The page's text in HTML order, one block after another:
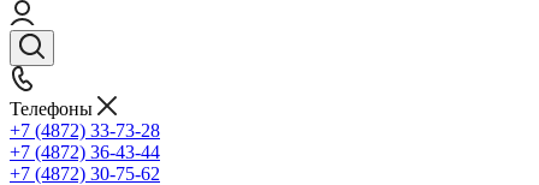
Телефоны
+7 (4872) 33-73-28
+7 (4872) 36-43-44
+7 (4872) 30-75-62